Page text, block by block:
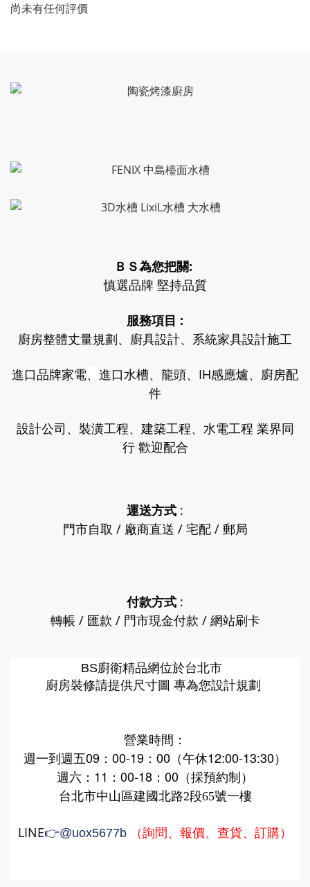
尚未有任何評價
ＢＳ為您把關:
慎選品牌 堅持品質
服務項目 :
廚房整體丈量規劃、廚具設計、系統家具設計施工
進口品牌家電、 進口水槽、龍頭、IH感應爐、廚房配
件
設計公司、裝潢工程、建築工程、水電工程 業界同
行 歡迎配合
運送方式 :
門市自取 / 廠商直送 / 宅配 / 郵局
付款方式 :
轉帳 / 匯款 / 門市現金付款 / 網站刷卡
BS廚衛精品網位於台北市
廚房裝修請提供尺寸圖 專為您設計規劃
營業時間：
週一到週五09：00-19：00（午休12:00-13:30）
週六：11：00-18：00（採預約制）
台北市中山區建國北路2段65號一樓
LINE👉@uox5677b （詢問、報價、查貨、訂購）